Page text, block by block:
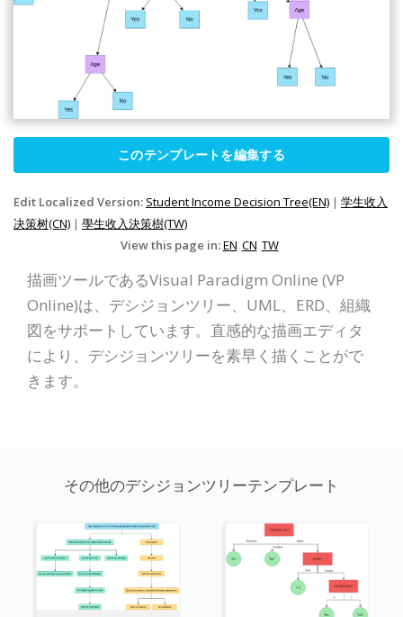
このテンプレートを編集する
Edit Localized Version: Student Income Decision Tree(EN) | 学生收入
决策树(CN) | 學生收入決策樹(TW)
View this page in:EN CN TW
描画ツールであるVisual Paradigm Online (VP
Online)は、デシジョンツリー、UML、ERD、組織
図をサポートしています。直感的な描画エディタ
により、デシジョンツリーを素早く描くことがで
きます。
その他のデシジョンツリーテンプレート